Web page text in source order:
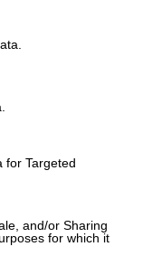
for Targeted
and/or Sharing
for which it
κατάλληλη
στο